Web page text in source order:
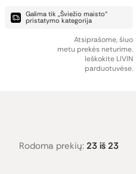
Galima tik „Šviežio maisto“
pristatymo kategorija
Atsiprašome, šiuo
metu prekės neturime.
Ieškokite LIVIN
parduotuvėse.
Rodoma prekių: 23 iš 23